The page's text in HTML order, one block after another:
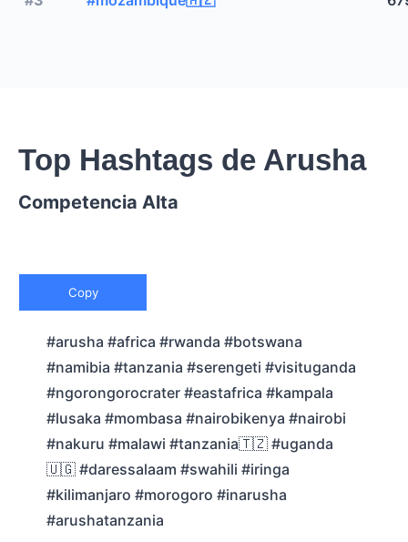
Top Hashtags de Arusha
Competencia Alta
Copy
#arusha #africa #rwanda #botswana
#namibia #tanzania #serengeti #visituganda
#ngorongorocrater #eastafrica #kampala
#lusaka #mombasa #nairobikenya #nairobi
#nakuru #malawi #tanzania🇹🇿 #uganda
🇺🇬 #daressalaam #swahili #iringa
#kilimanjaro #morogoro #inarusha
#arushatanzania